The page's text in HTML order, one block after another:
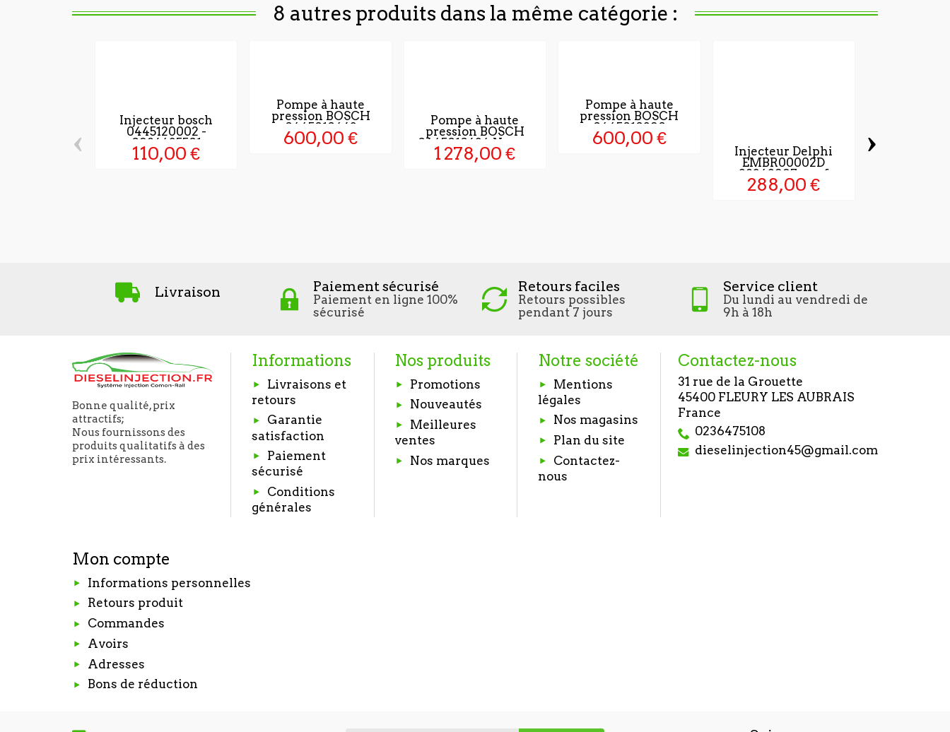
8 autres produits dans la même catégorie :
Injecteur bosch
0445120002 -
0986435501
110,00 €
Pompe à haute
pression BOSCH
0445010463
600,00 €
Pompe à haute
pression BOSCH
0445010634 Neuve
1 278,00 €
Pompe à haute
pression BOSCH
0445010390
600,00 €
Injecteur Delphi
EMBR00002D
28342997 neuf
288,00 €
‹ ›
Livraison Paiement sécurisé
Paiement en ligne 100%
sécurisé
Retours faciles
Retours possibles
pendant 7 jours
Service client
Du lundi au vendredi de
9h à 18h
Bonne qualité, prix
attractifs;
Nous fournissons des
produits qualitatifs à des
prix intéressants.
Informations
Livraisons et
retours
Garantie
satisfaction
Paiement
sécurisé
Conditions
générales
Nos produits
Promotions
Nouveautés
Meilleures
ventes
Nos marques
Notre société
Mentions
légales
Nos magasins
Plan du site
Contactez-
nous
Contactez-nous
31 rue de la Grouette
45400 FLEURY LES AUBRAIS
France
0236475108
dieselinjection45@gmail.com
Mon compte
Informations personnelles
Retours produit
Commandes
Avoirs
Adresses
Bons de réduction